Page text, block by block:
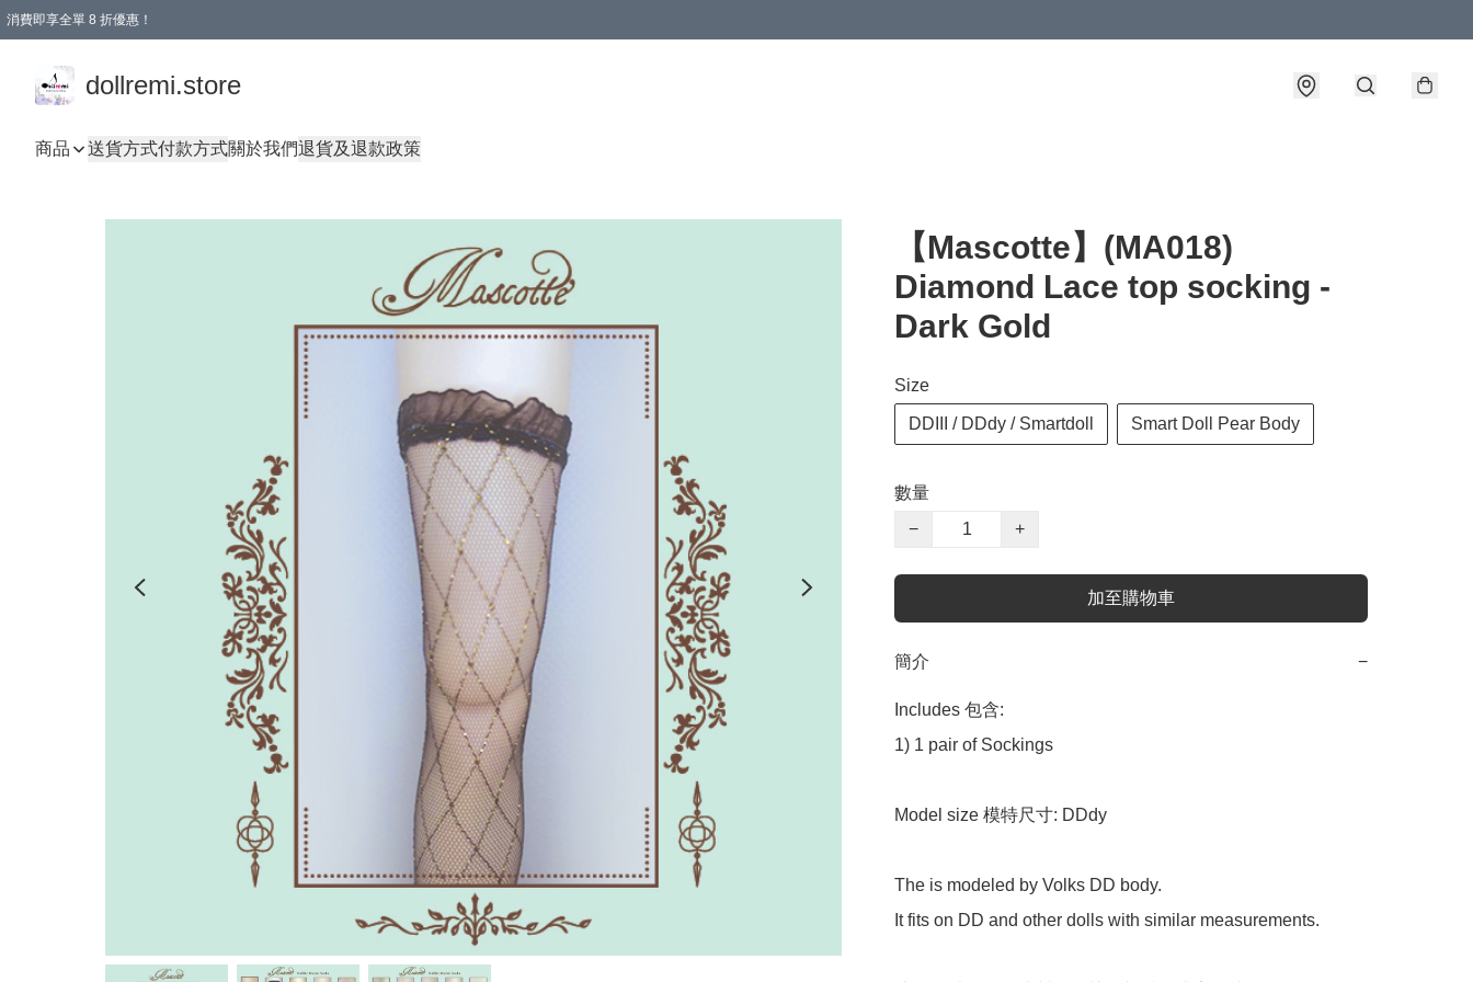
消費即享全單 8 折優惠！
dollremi.store
商品 送貨方式付款方式關於我們退貨及退款政策
【Mascotte】(MA018)
Diamond Lace top socking -
Dark Gold
Size
DDIII / DDdy / Smartdoll Smart Doll Pear Body
數量
−
+
加至購物車
簡介 −
Includes 包含:
1) 1 pair of Sockings
Model size 模特尺寸: DDdy
The is modeled by Volks DD body.
It fits on DD and other dolls with similar measurements.